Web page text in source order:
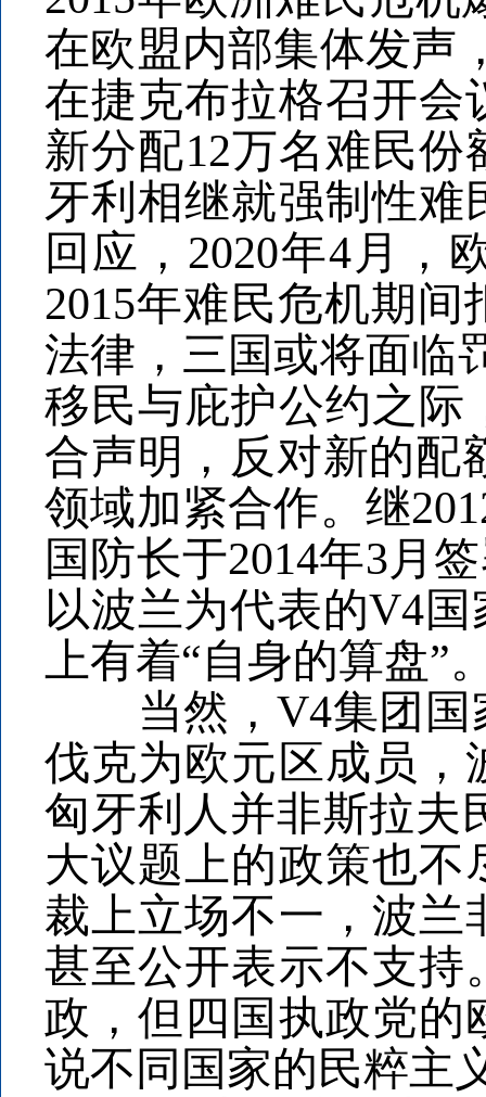
在欧盟内部集体发声
在捷克布拉格召开会
新分配12万名难民份
牙利相继就强制性
回应，2020年4月，
2015年难民危机期
法律，三国或将面临
移民与庇护公约之际
合声明，反对新的配
领域加紧合作。继
国防长于2014年3月
以波兰为代表的V4
上有着“自身的算盘”
当然，V4集团国
伐克为欧元区成员，
匈牙利人并非斯拉夫
大议题上的政策也不
裁上立场不一，波兰
甚至公开表示不支持
政，但四国执政党的
说不同国家的民粹主